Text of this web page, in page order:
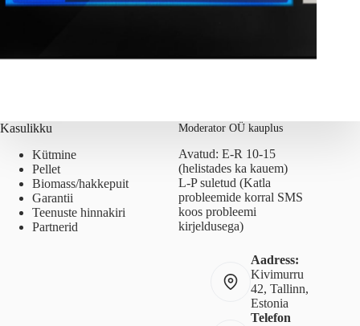
Kasulikku
Kütmine
Pellet
Biomass/hakkepuit
Garantii
Teenuste hinnakiri
Partnerid
Moderator OÜ kauplus
Avatud: E-R 10-15
(helistades ka kauem)
L-P suletud (Katla
probleemide korral SMS
koos probleemi
kirjeldusega)
Aadress:
Kivimurru
42, Tallinn,
Estonia
Telefon